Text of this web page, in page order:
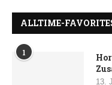
ALLTIME-
1
13.